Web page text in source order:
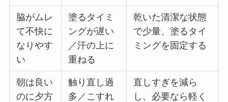
脇がムレ
て不快に
なりやす
い
塗るタイミ
ングが遅い
／汗の上に
重ねる
乾いた清潔な状態
で少量、塗るタイ
ミングを固定する
朝は良い
のに夕方
触り直し過
多／こすれ
直しすぎを減ら
し、必要なら軽く